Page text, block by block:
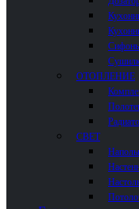
ОТОПЛЕНИЕ
СВЕТ